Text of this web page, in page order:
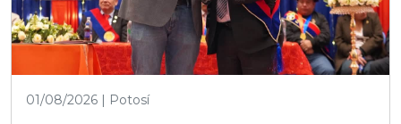
01/08/2026 | Potosí